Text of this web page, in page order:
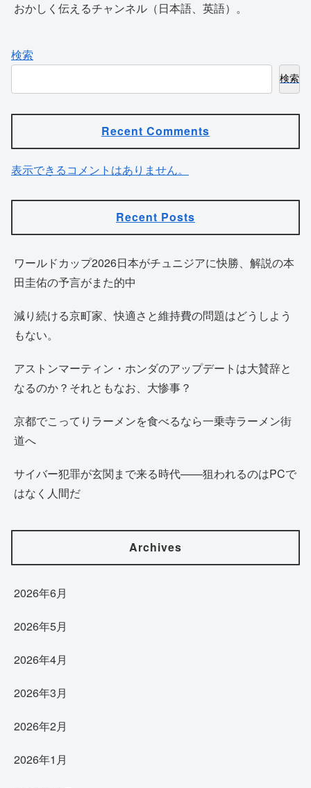
おかしく伝えるチャンネル（日本語、英語）。
検索
検索
Recent Comments
表示できるコメントはありません。
Recent Posts
ワールドカップ2026日本がチュニジアに快勝、解説の本
田圭佑の予言がまた的中
減り続ける京町家、快適さと維持費の問題はどうしよう
もない。
アストンマーティン・ホンダのアップデートは大賛辞と
なるのか？それともなお、大惨事？
京都でこってりラーメンを食べるなら一乗寺ラーメン街
道へ
サイバー犯罪が玄関まで来る時代——狙われるのはPCで
はなく人間だ
Archives
2026年6月
2026年5月
2026年4月
2026年3月
2026年2月
2026年1月